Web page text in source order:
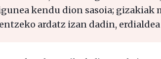
kendu dion sasoia; gizakiak
ardatz izan dadin,